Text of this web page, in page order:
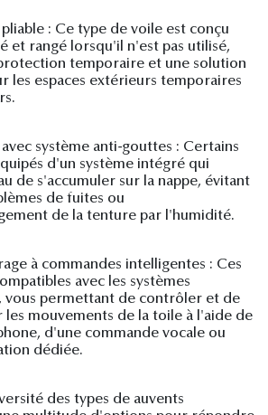
: Ce type de voile est conçu
et rangé lorsqu'il n'est pas utilisé,
temporaire et une solution
les espaces extérieurs temporaires
système anti-gouttes : Certains
d'un système intégré qui
de s'accumuler sur la nappe, évitant
de fuites ou
de la tenture par l'humidité.
à commandes intelligentes : Ces
avec les systèmes
vous permettant de contrôler et de
les mouvements de la toile à l'aide de
d'une commande vocale ou
dédiée.
des types de auvents